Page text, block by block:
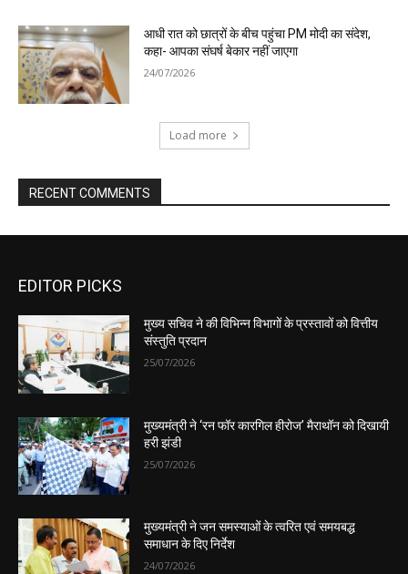
EDITOR PICKS
मुख्य सचिव ने की विभिन्न विभागों के प्रस्तावों को वित्तीय
संस्तुति प्रदान
25/07/2026
मुख्यमंत्री ने ‘रन फॉर कारगिल हीरोज’ मैराथॉन को दिखायी
हरी झंडी
25/07/2026
मुख्यमंत्री ने जन समस्याओं के त्वरित एवं समयबद्ध
समाधान के दिए निर्देश
24/07/2026